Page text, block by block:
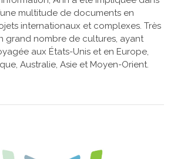
multitude de documents en
internationaux et complexes. Très
grand nombre de cultures, ayant
aux États-Unis et en Europe,
Australie, Asie et Moyen-Orient.